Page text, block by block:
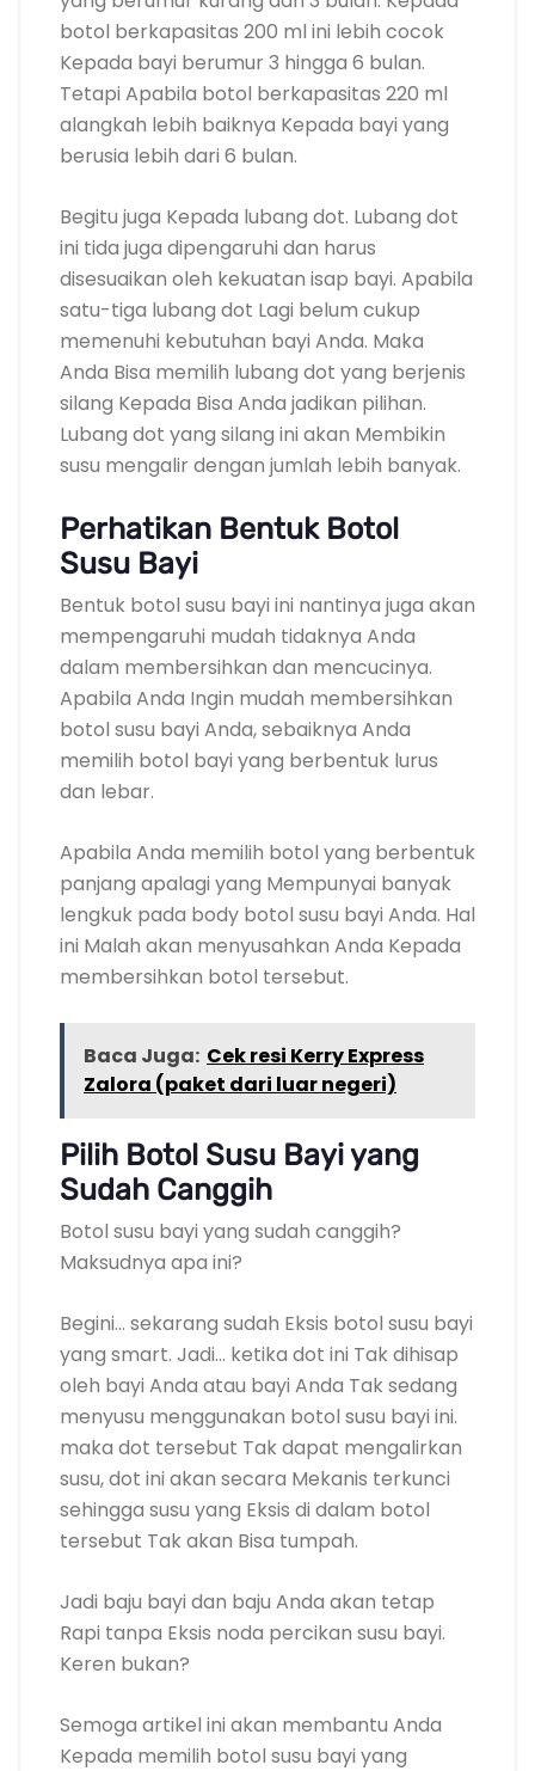
botol berkapasitas 200 ml ini lebih cocok
Kepada bayi berumur 3 hingga 6 bulan.
Tetapi Apabila botol berkapasitas 220 ml
alangkah lebih baiknya Kepada bayi yang
berusia lebih dari 6 bulan.
Begitu juga Kepada lubang dot. Lubang dot
ini tida juga dipengaruhi dan harus
disesuaikan oleh kekuatan isap bayi. Apabila
satu-tiga lubang dot Lagi belum cukup
memenuhi kebutuhan bayi Anda. Maka
Anda Bisa memilih lubang dot yang berjenis
silang Kepada Bisa Anda jadikan pilihan.
Lubang dot yang silang ini akan Membikin
susu mengalir dengan jumlah lebih banyak.
Perhatikan Bentuk Botol
Susu Bayi
Bentuk botol susu bayi ini nantinya juga akan
mempengaruhi mudah tidaknya Anda
dalam membersihkan dan mencucinya.
Apabila Anda Ingin mudah membersihkan
botol susu bayi Anda, sebaiknya Anda
memilih botol bayi yang berbentuk lurus
dan lebar.
Apabila Anda memilih botol yang berbentuk
panjang apalagi yang Mempunyai banyak
lengkuk pada body botol susu bayi Anda. Hal
ini Malah akan menyusahkan Anda Kepada
membersihkan botol tersebut.
Baca Juga: Cek resi Kerry Express
Zalora (paket dari luar negeri)
Pilih Botol Susu Bayi yang
Sudah Canggih
Botol susu bayi yang sudah canggih?
Maksudnya apa ini?
Begini… sekarang sudah Eksis botol susu bayi
yang smart. Jadi… ketika dot ini Tak dihisap
oleh bayi Anda atau bayi Anda Tak sedang
menyusu menggunakan botol susu bayi ini.
maka dot tersebut Tak dapat mengalirkan
susu, dot ini akan secara Mekanis terkunci
sehingga susu yang Eksis di dalam botol
tersebut Tak akan Bisa tumpah.
Jadi baju bayi dan baju Anda akan tetap
Rapi tanpa Eksis noda percikan susu bayi.
Keren bukan?
Semoga artikel ini akan membantu Anda
Kepada memilih botol susu bayi yang